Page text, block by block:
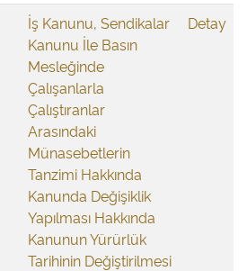
İş Kanunu, Sendikalar
Kanunu İle Basın
Mesleğinde
Çalışanlarla
Çalıştıranlar
Arasındaki
Münasebetlerin
Tanzimi Hakkında
Kanunda Değişiklik
Yapılması Hakkında
Kanunun Yürürlük
Tarihinin Değiştirilmesi
Detay